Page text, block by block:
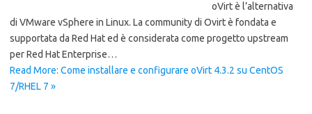
oVirt è l’alternativa
di VMware vSphere in Linux. La community di Ovirt è fondata e
supportata da Red Hat ed è considerata come progetto upstream
per Red Hat Enterprise…
Read More: Come installare e configurare oVirt 4.3.2 su CentOS
7/RHEL 7 »